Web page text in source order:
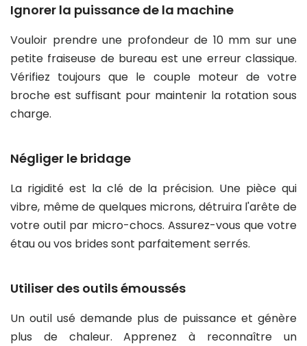
Ignorer la puissance de la machine
Vouloir prendre une profondeur de 10 mm sur une
petite fraiseuse de bureau est une erreur classique.
Vérifiez toujours que le couple moteur de votre
broche est suffisant pour maintenir la rotation sous
charge.
Négliger le bridage
La rigidité est la clé de la précision. Une pièce qui
vibre, même de quelques microns, détruira l'arête de
votre outil par micro-chocs. Assurez-vous que votre
étau ou vos brides sont parfaitement serrés.
Utiliser des outils émoussés
Un outil usé demande plus de puissance et génère
plus de chaleur. Apprenez à reconnaître un